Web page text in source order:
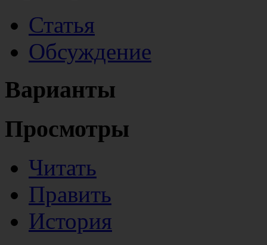
Статья
Обсуждение
Варианты
Просмотры
Читать
Править
История